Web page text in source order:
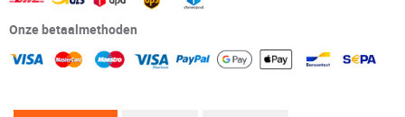
Onze betaalmethoden